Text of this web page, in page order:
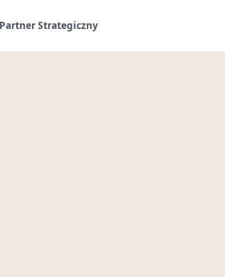
Partner Strategiczny